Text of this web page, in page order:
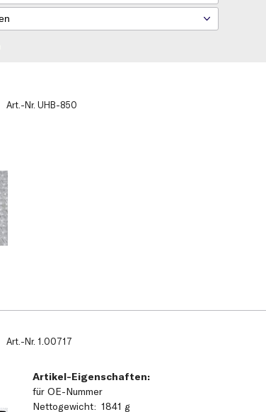
Art.-Nr. UHB-850
Art.-Nr. 1.00717
Artikel-Eigenschaften:
für OE-Nummer
Nettogewicht 1841 g